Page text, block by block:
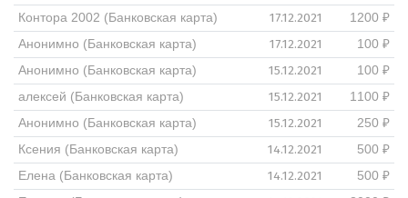
Контора 2002 (Банковская карта)
17.12.2021
1200 ₽
Анонимно (Банковская карта)
17.12.2021
100 ₽
Анонимно (Банковская карта)
15.12.2021
100 ₽
алексей (Банковская карта)
15.12.2021
1100 ₽
Анонимно (Банковская карта)
15.12.2021
250 ₽
Ксения (Банковская карта)
14.12.2021
500 ₽
Елена (Банковская карта)
14.12.2021
500 ₽